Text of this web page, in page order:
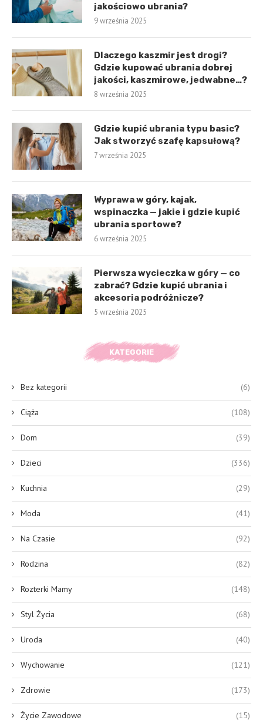
jakościowo ubrania?
9 września 2025
Dlaczego kaszmir jest drogi?
Gdzie kupować ubrania dobrej
jakości, kaszmirowe, jedwabne…?
8 września 2025
Gdzie kupić ubrania typu basic?
Jak stworzyć szafę kapsułową?
7 września 2025
Wyprawa w góry, kajak,
wspinaczka — jakie i gdzie kupić
ubrania sportowe?
6 września 2025
Pierwsza wycieczka w góry — co
zabrać? Gdzie kupić ubrania i
akcesoria podróżnicze?
5 września 2025
KATEGORIE
Bez kategorii (6)
Ciąża (108)
Dom (39)
Dzieci (336)
Kuchnia (29)
Moda (41)
Na Czasie (92)
Rodzina (82)
Rozterki Mamy (148)
Styl Życia (68)
Uroda (40)
Wychowanie (121)
Zdrowie (173)
Życie Zawodowe (15)